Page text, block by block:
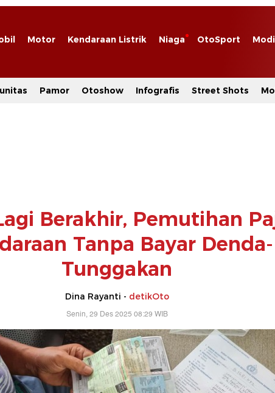
Motor Kendaraan Listrik Niaga OtoSport
Pamor Otoshow Infografis Street Shots
Berakhir, Pemutihan
Tanpa Bayar Denda-
Tunggakan
Dina Rayanti - detikOto
Senin, 29 Des 2025 08:29 WIB